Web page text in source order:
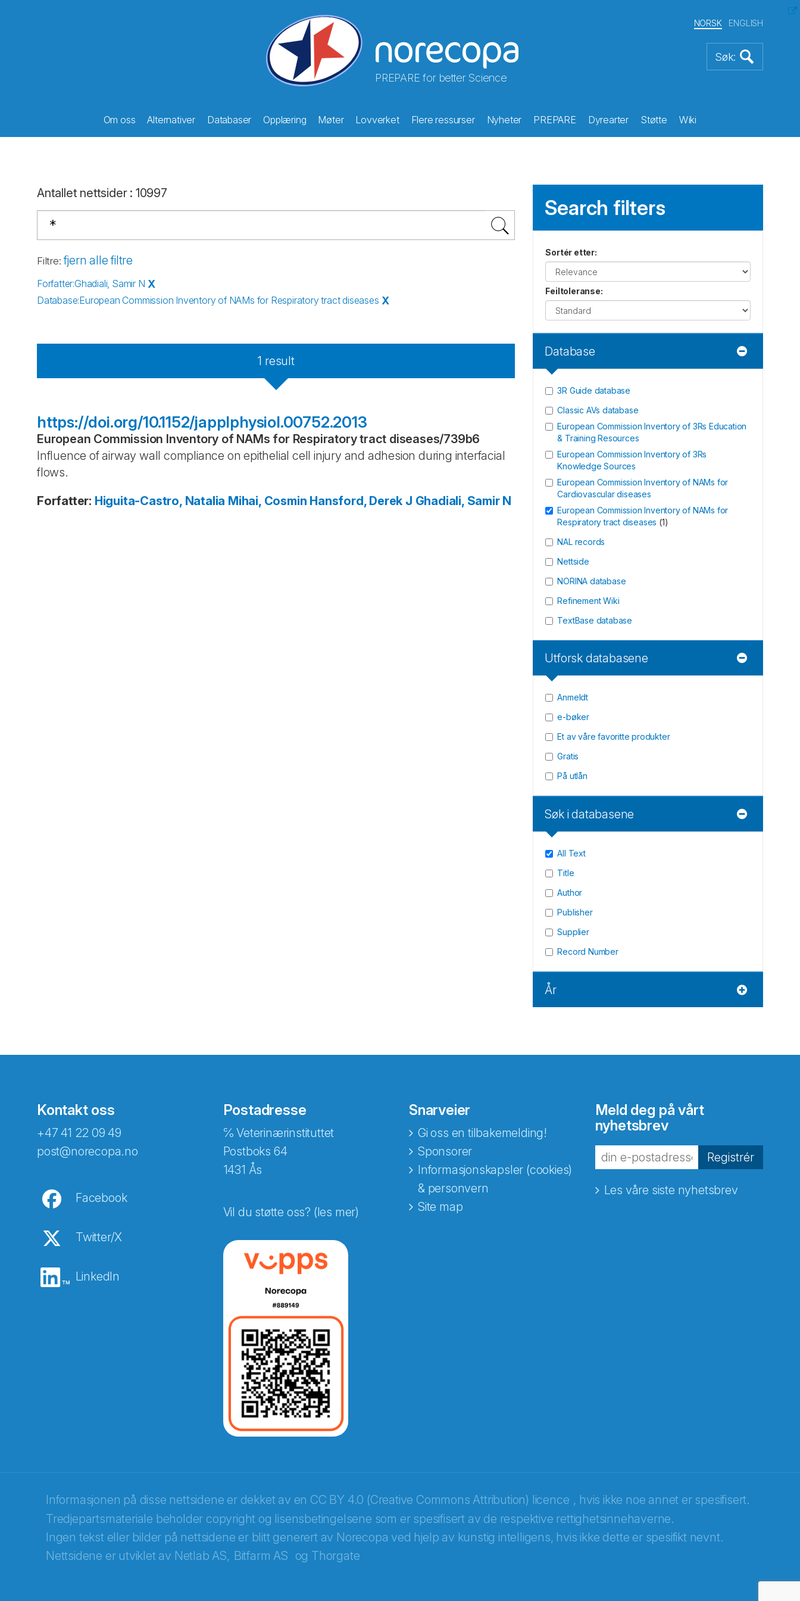
PREPARE for better Science
NORSK ENGLISH
Om oss Alternativer Databaser Opplæring Møter Lovverket Flere ressurser Nyheter PREPARE Dyrearter Støtte Wiki
Antallet nettsider: 10997
Filtre: fjern alle filtre
Forfatter:Ghadiali, Samir N X
Database:European Commission Inventory of NAMs for Respiratory tract diseases X
1 result
https://doi.org/10.1152/japplphysiol.00752.2013
European Commission Inventory of NAMs for Respiratory tract diseases/739b6
Influence of airway wall compliance on epithelial cell injury and adhesion during interfacial
flows.
Forfatter: Higuita-Castro, Natalia Mihai, Cosmin Hansford, Derek J Ghadiali, Samir N
Search filters
Sortér etter:
Feiltoleranse:
Database
3R Guide database
Classic AVs database
European Commission Inventory of 3Rs Education
& Training Resources
European Commission Inventory of 3Rs
Knowledge Sources
European Commission Inventory of NAMs for
Cardiovascular diseases
European Commission Inventory of NAMs for
Respiratory tract diseases (1)
NAL records
Nettside
NORINA database
Refinement Wiki
TextBase database
Utforsk databasene
Anmeldt
e-bøker
Et av våre favoritte produkter
Gratis
På utlån
Søk i databasene
All Text
Title
Author
Publisher
Supplier
Record Number
År
Kontakt oss
+47 41 22 09 49
post@norecopa.no
Facebook
Twitter/X
LinkedIn
Postadresse
℅ Veterinærinstituttet
Postboks 64
1431 Ås
Vil du støtte oss? (les mer)
Snarveier
Gi oss en tilbakemelding!
Sponsorer
Informasjonskapsler (cookies)
& personvern
Site map
Meld deg på vårt
nyhetsbrev
Registrér
Les våre siste nyhetsbrev
Informasjonen på disse nettsidene er dekket av en CC BY 4.0 (Creative Commons Attribution) licence , hvis ikke noe annet er spesifisert.
Tredjepartsmateriale beholder copyright og lisensbetingelsene som er spesifisert av de respektive rettighetsinnehaverne.
Ingen tekst eller bilder på nettsidene er blitt generert av Norecopa ved hjelp av kunstig intelligens, hvis ikke dette er spesifikt nevnt.
Nettsidene er utviklet av Netlab AS, Bitfarm AS og Thorgate
Recaptcha